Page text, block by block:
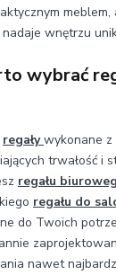
wnętrzu
wybrać
regały wykonane z
trwałość i
regału
regału do
do Twoich
nawet